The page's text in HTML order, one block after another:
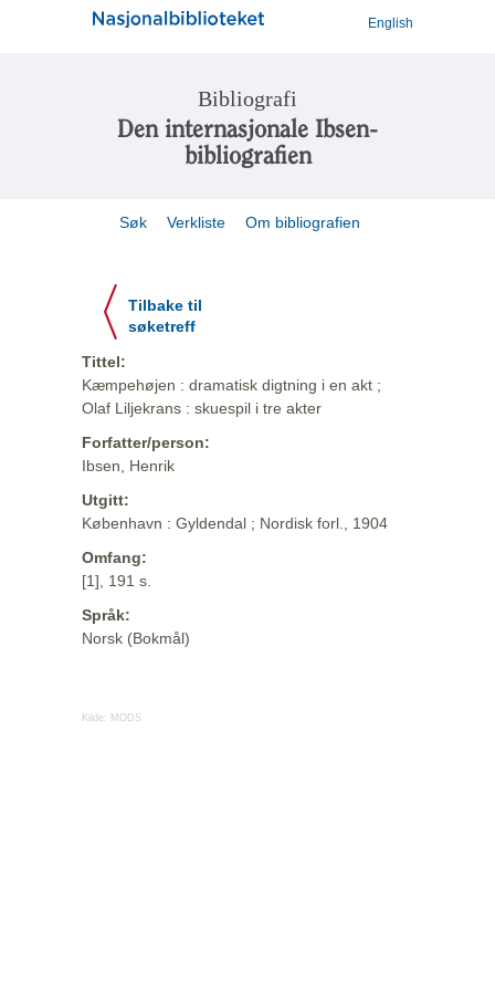
English
Bibliografi
Den internasjonale Ibsen-
bibliografien
Søk Verkliste Om bibliografien
Tilbake til
søketreff
Tittel:
Kæmpehøjen : dramatisk digtning i en akt ;
Olaf Liljekrans : skuespil i tre akter
Forfatter/person:
Ibsen, Henrik
Utgitt:
København : Gyldendal ; Nordisk forl., 1904
Omfang:
[1], 191 s.
Språk:
Norsk (Bokmål)
Kilde: MODS